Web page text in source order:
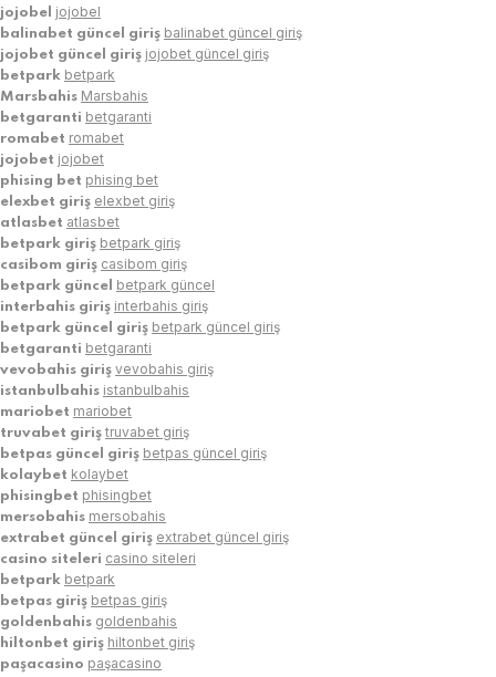
jojobel jojobel
balinabet güncel giriş balinabet güncel giriş
jojobet güncel giriş jojobet güncel giriş
betpark betpark
Marsbahis Marsbahis
betgaranti betgaranti
romabet romabet
jojobet jojobet
phising bet phising bet
elexbet giriş elexbet giriş
atlasbet atlasbet
betpark giriş betpark giriş
casibom giriş casibom giriş
betpark güncel betpark güncel
interbahis giriş interbahis giriş
betpark güncel giriş betpark güncel giriş
betgaranti betgaranti
vevobahis giriş vevobahis giriş
istanbulbahis istanbulbahis
mariobet mariobet
truvabet giriş truvabet giriş
betpas güncel giriş betpas güncel giriş
kolaybet kolaybet
phisingbet phisingbet
mersobahis mersobahis
extrabet güncel giriş extrabet güncel giriş
casino siteleri casino siteleri
betpark betpark
betpas giriş betpas giriş
goldenbahis goldenbahis
hiltonbet giriş hiltonbet giriş
paşacasino paşacasino